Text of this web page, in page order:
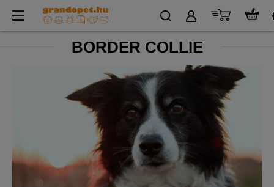
BORDER COLLIE